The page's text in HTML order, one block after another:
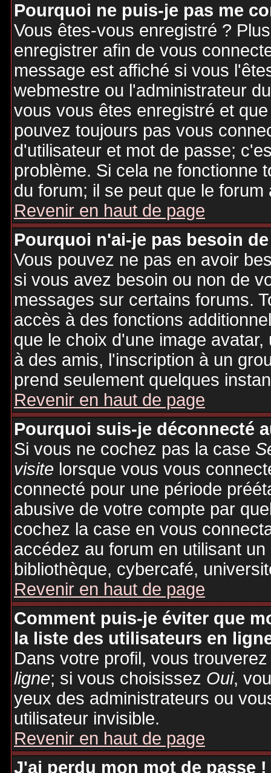
Pourquoi ne puis-je pas me
Vous êtes-vous enregistré ?
enregistrer afin de vous
message est affiché si vous
webmestre ou l'administrateur
vous vous êtes enregistré et
pouvez toujours pas vous
d'utilisateur et mot de passe;
problème. Si cela ne fonctionne
du forum; il se peut que le
Revenir en haut de page
Pourquoi n'ai-je pas besoin
Vous pouvez ne pas en avoir
si vous avez besoin ou non de
messages sur certains forums.
accès à des fonctions
que le choix d'une image
à des amis, l'inscription à un
prend seulement quelques
Revenir en haut de page
Pourquoi suis-je déconnecté
Si vous ne cochez pas la case
visitelorsque vous vous
connecté pour une période
abusive de votre compte par
cochez la case en vous
accédez au forum en utilisant
bibliothèque, cybercafé,
Revenir en haut de page
Comment puis-je éviter que
la liste des utilisateurs en
Dans votre profil, vous
ligne; si vous choisissezOui,
yeux des administrateurs ou
utilisateur invisible.
Revenir en haut de page
J'ai perdu mon mot de passe !